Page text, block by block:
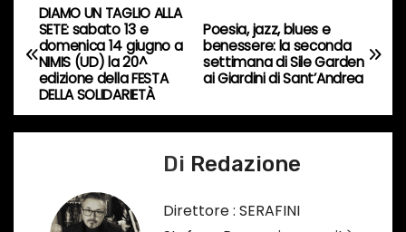
s
o
…
N
a
v
i
Poesia, jazz, blues e
benessere: la seconda
settimana di Sile Garden
ai Giardini di Sant’Andrea
DIAMO UN TAGLIO ALLA
SETE: sabato 13 e
domenica 14 giugno a
NIMIS (UD) la 20^
edizione della FESTA
DELLA SOLIDARIETÀ
Di Redazione
Direttore : SERAFINI